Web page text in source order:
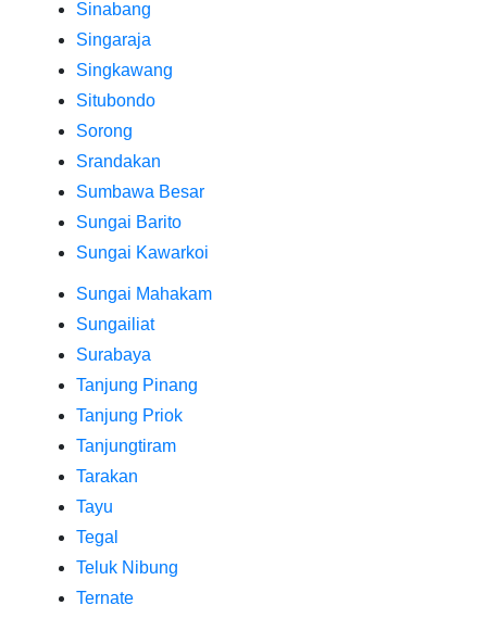
Sinabang
Singaraja
Singkawang
Situbondo
Sorong
Srandakan
Sumbawa Besar
Sungai Barito
Sungai Kawarkoi
Sungai Mahakam
Sungailiat
Surabaya
Tanjung Pinang
Tanjung Priok
Tanjungtiram
Tarakan
Tayu
Tegal
Teluk Nibung
Ternate